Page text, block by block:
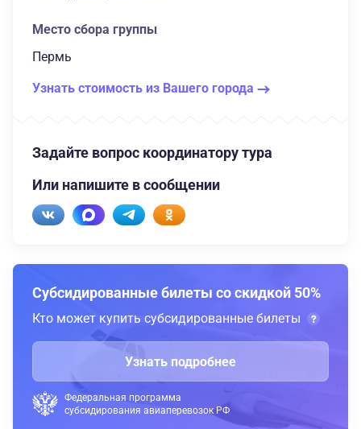
Место сбора группы
Пермь
Узнать стоимость из Вашего города
Задайте вопрос координатору тура
Или напишите в сообщении
Субсидированные билеты со скидкой 50%
Кто может купить субсидированные билеты
Узнать подробнее
Федеральная программа
субсидирования авиаперевозок РФ